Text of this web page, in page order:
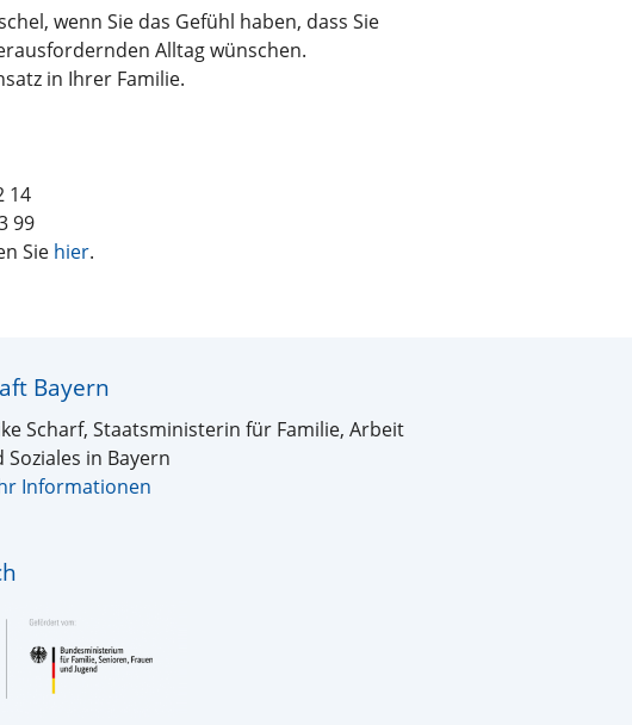
wenn Sie das Gefühl haben, dass Sie
Alltag wünschen.
in Ihrer Familie.
14
99
Sie hier.
Bayern
Scharf, Staatsministerin für Familie, Arbeit
Soziales in Bayern
Informationen